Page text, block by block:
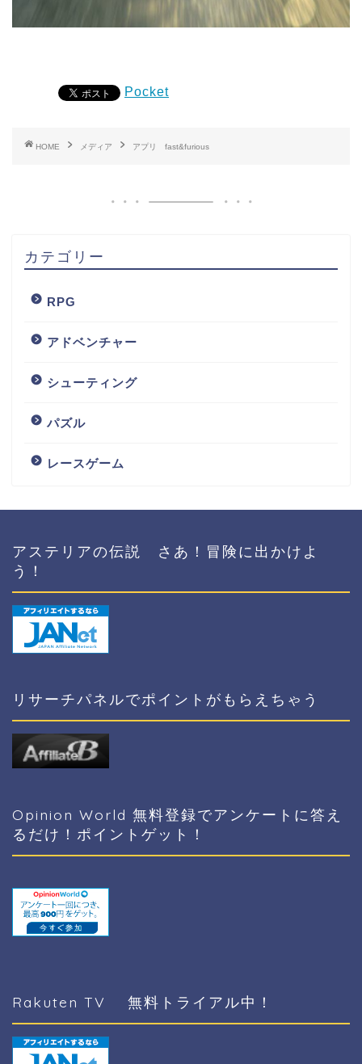
Pocket
HOME メディア アプリ fast&furious
カテゴリー
RPG
アドベンチャー
シューティング
パズル
レースゲーム
アステリアの伝説 さあ！冒険に出かけよ
う！
リサーチパネルでポイントがもらえちゃう
Opinion World 無料登録でアンケートに答え
るだけ！ポイントゲット！
Rakuten TV 無料トライアル中！